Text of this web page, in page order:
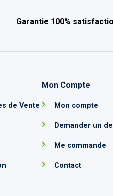
Garantie 100%
de Vente
Mon Compte
Mon compte
Demander un
Me commande
Contact